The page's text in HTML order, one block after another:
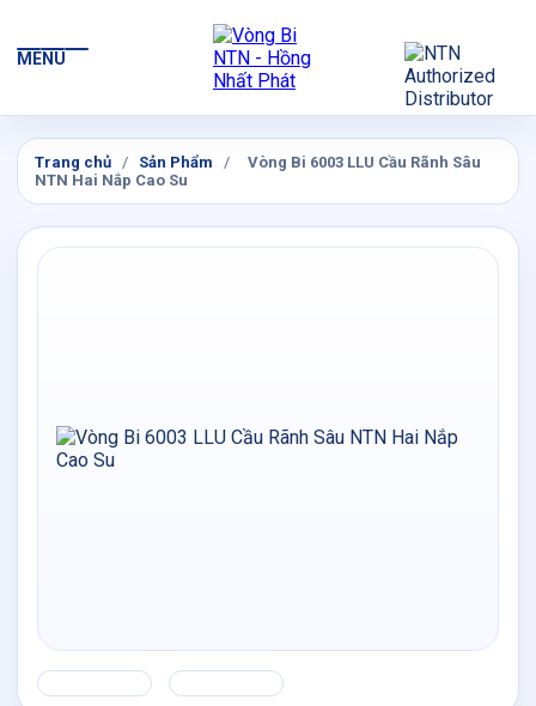
MENU
Trang chủ / Sản Phẩm /
Vòng Bi 6003 LLU Cầu Rãnh Sâu
NTN Hai Nắp Cao Su